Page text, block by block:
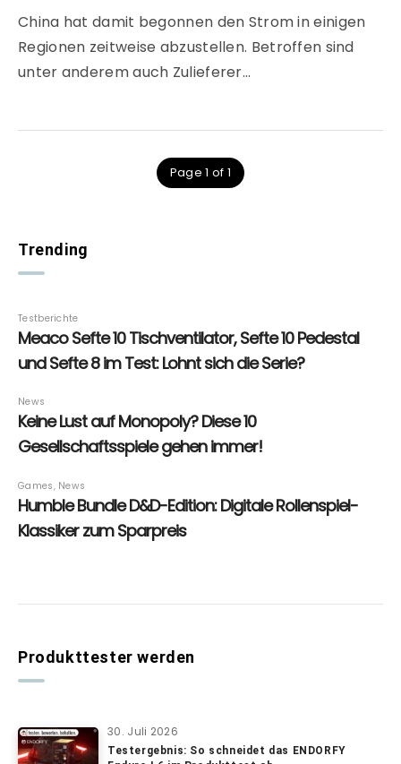
China hat damit begonnen den Strom in einigen
Regionen zeitweise abzustellen. Betroffen sind
unter anderem auch Zulieferer…
Page 1 of 1
Trending
Produkttester werden
30. Juli 2026
Testergebnis: So schneidet das ENDORFY